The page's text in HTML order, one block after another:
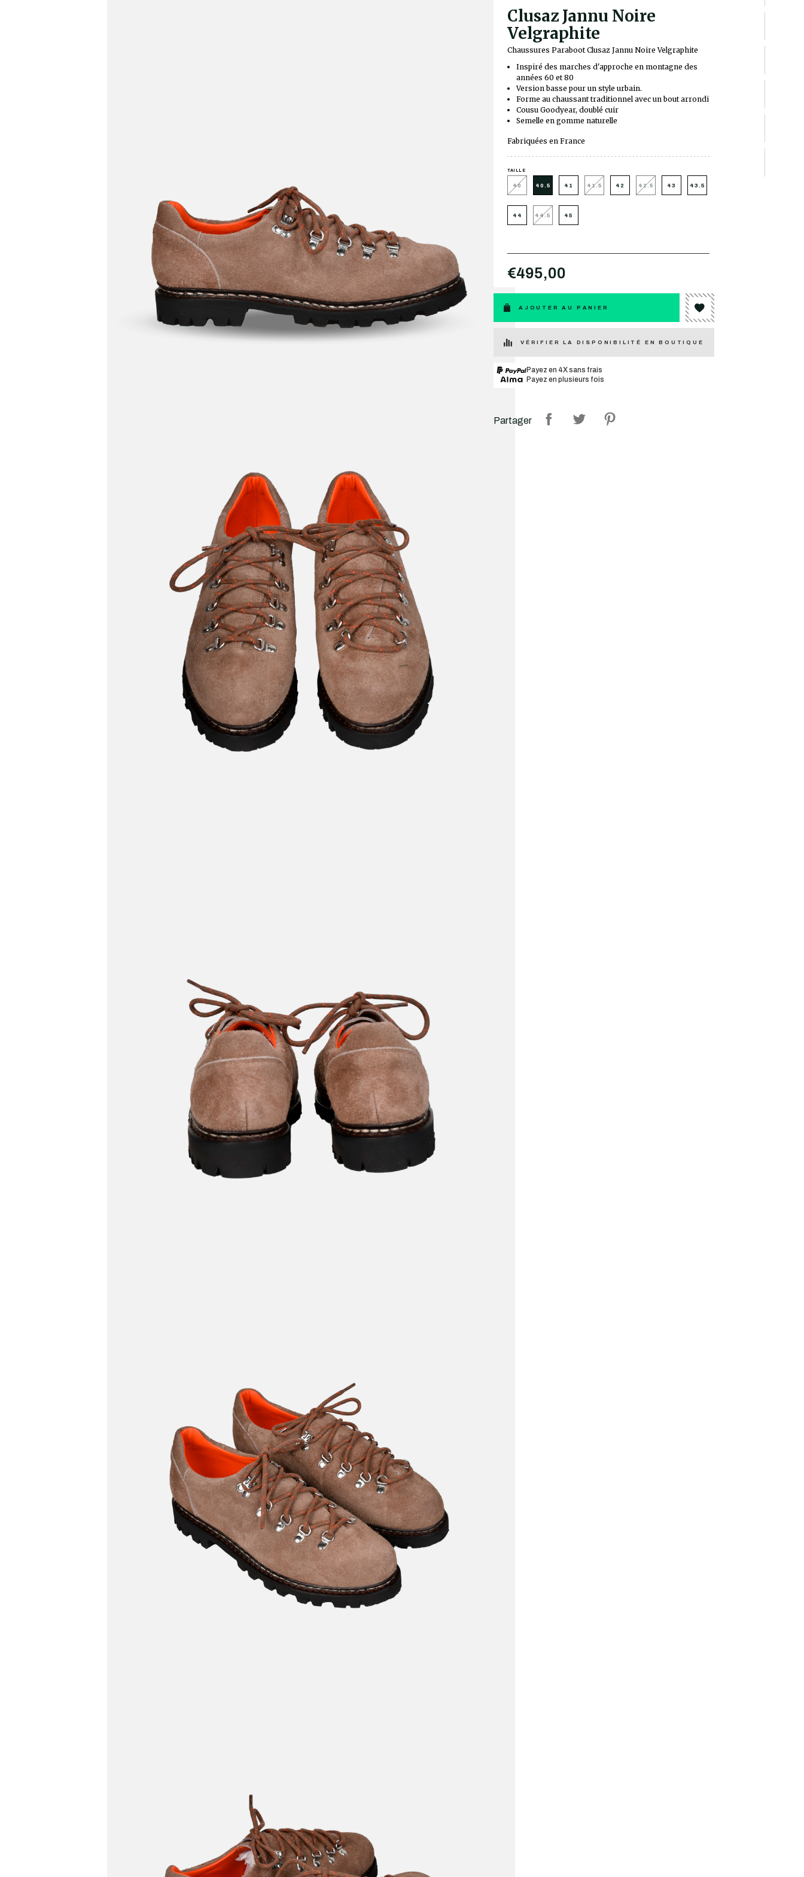
Clusaz Jannu Noire
Velgraphite
Chaussures Paraboot Clusaz Jannu Noire Velgraphite
Inspiré des marches d'approche en montagne des
années 60 et 80
Version basse pour un style urbain.
Forme au chaussant traditionnel avec un bout arrondi
Cousu Goodyear, doublé cuir
Semelle en gomme naturelle
Fabriquées en France
TAILLE
40 40.5 41 41.5 42 42.5 43 43.5
44 44.5 45
€495,00
AJOUTER AU PANIER
VÉRIFIER LA DISPONIBILITÉ EN BOUTIQUE
Payez en 4X sans frais
Payez en plusieurs fois
Partager